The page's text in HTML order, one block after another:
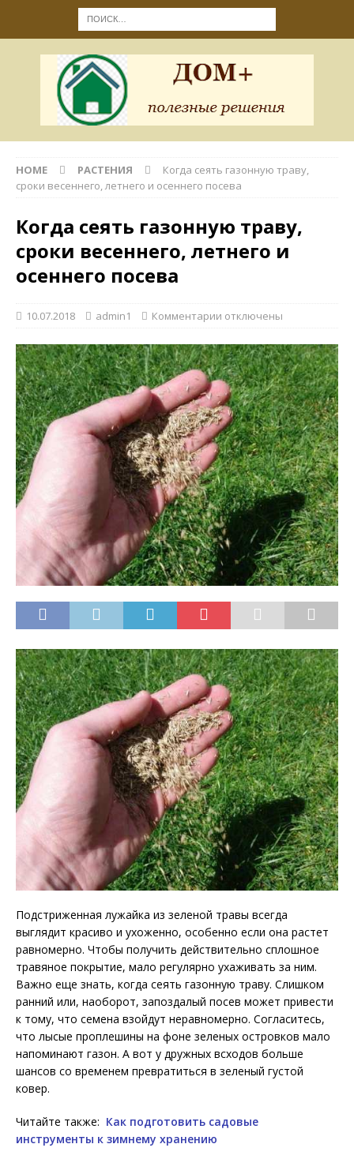
HOME РАСТЕНИЯ
Когда сеять газонную траву,
сроки весеннего, летнего и осеннего посева
Когда сеять газонную траву,
сроки весеннего, летнего и
осеннего посева
10.07.2018 admin1 Комментарии отключены
Подстриженная лужайка из зеленой травы всегда
выглядит красиво и ухоженно, особенно если она растет
равномерно. Чтобы получить действительно сплошное
травяное покрытие, мало регулярно ухаживать за ним.
Важно еще знать, когда сеять газонную траву. Слишком
ранний или, наоборот, запоздалый посев может привести
к тому, что семена взойдут неравномерно. Согласитесь,
что лысые проплешины на фоне зеленых островков мало
напоминают газон. А вот у дружных всходов больше
шансов со временем превратиться в зеленый густой
ковер.
Читайте также: Как подготовить садовые
инструменты к зимнему хранению